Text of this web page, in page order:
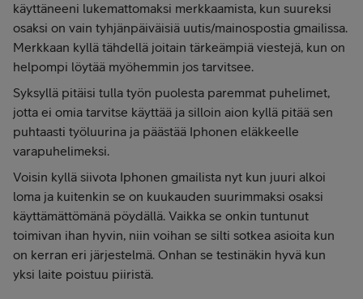
käyttäneeni lukemattomaksi merkkaamista, kun suureksi
osaksi on vain tyhjänpäiväisiä uutis/mainospostia gmailissa.
Merkkaan kyllä tähdellä joitain tärkeämpiä viestejä, kun on
helpompi löytää myöhemmin jos tarvitsee.
Syksyllä pitäisi tulla työn puolesta paremmat puhelimet,
jotta ei omia tarvitse käyttää ja silloin aion kyllä pitää sen
puhtaasti työluurina ja päästää Iphonen eläkkeelle
varapuhelimeksi.
Voisin kyllä siivota Iphonen gmailista nyt kun juuri alkoi
loma ja kuitenkin se on kuukauden suurimmaksi osaksi
käyttämättömänä pöydällä. Vaikka se onkin tuntunut
toimivan ihan hyvin, niin voihan se silti sotkea asioita kun
on kerran eri järjestelmä. Onhan se testinäkin hyvä kun
yksi laite poistuu piiristä.